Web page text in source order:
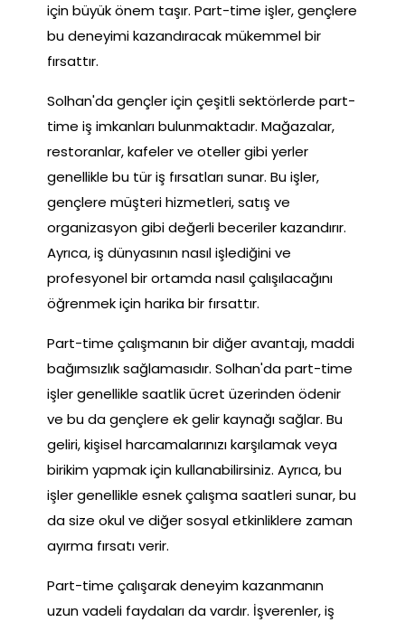
için büyük önem taşır. Part-time işler, gençlere
bu deneyimi kazandıracak mükemmel bir
fırsattır.
Solhan'da gençler için çeşitli sektörlerde part-
time iş imkanları bulunmaktadır. Mağazalar,
restoranlar, kafeler ve oteller gibi yerler
genellikle bu tür iş fırsatları sunar. Bu işler,
gençlere müşteri hizmetleri, satış ve
organizasyon gibi değerli beceriler kazandırır.
Ayrıca, iş dünyasının nasıl işlediğini ve
profesyonel bir ortamda nasıl çalışılacağını
öğrenmek için harika bir fırsattır.
Part-time çalışmanın bir diğer avantajı, maddi
bağımsızlık sağlamasıdır. Solhan'da part-time
işler genellikle saatlik ücret üzerinden ödenir
ve bu da gençlere ek gelir kaynağı sağlar. Bu
geliri, kişisel harcamalarınızı karşılamak veya
birikim yapmak için kullanabilirsiniz. Ayrıca, bu
işler genellikle esnek çalışma saatleri sunar, bu
da size okul ve diğer sosyal etkinliklere zaman
ayırma fırsatı verir.
Part-time çalışarak deneyim kazanmanın
uzun vadeli faydaları da vardır. İşverenler, iş